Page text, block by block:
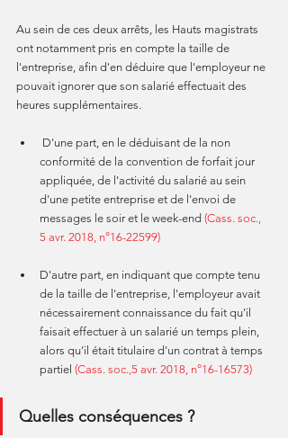
Au sein de ces deux arrêts, les Hauts magistrats
ont notamment pris en compte la taille de
l'entreprise, afin d'en déduire que l'employeur ne
pouvait ignorer que son salarié effectuait des
heures supplémentaires.
conformité de la convention de forfait jour
appliquée, de l'activité du salarié au sein
d'une petite entreprise et de l'envoi de
messages le soir et le week-end (Cass. soc.,
5 avr. 2018, n°16-22599)
D'autre part, en indiquant que compte tenu
de la taille de l'entreprise, l'employeur avait
nécessairement connaissance du fait qu’il
faisait effectuer à un salarié un temps plein,
alors qu'il était titulaire d'un contrat à temps
partiel (Cass. soc.,5 avr. 2018, n°16-16573)
Quelles conséquences ?